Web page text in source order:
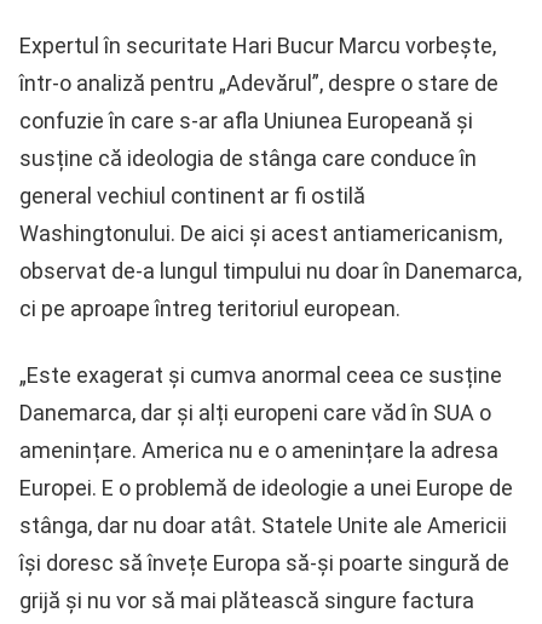
Expertul în securitate Hari Bucur Marcu vorbește,
într-o analiză pentru „Adevărul”, despre o stare de
confuzie în care s-ar afla Uniunea Europeană și
susține că ideologia de stânga care conduce în
general vechiul continent ar fi ostilă
Washingtonului. De aici și acest antiamericanism,
observat de-a lungul timpului nu doar în Danemarca,
ci pe aproape întreg teritoriul european.
„Este exagerat și cumva anormal ceea ce susține
Danemarca, dar și alți europeni care văd în SUA o
amenințare. America nu e o amenințare la adresa
Europei. E o problemă de ideologie a unei Europe de
stânga, dar nu doar atât. Statele Unite ale Americii
își doresc să învețe Europa să-și poarte singură de
grijă și nu vor să mai plătească singure factura